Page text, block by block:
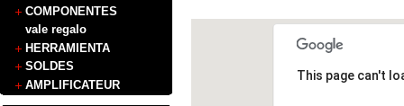
COMPONENTES
vale regalo
HERRAMIENTA
SOLDES
AMPLIFICATEUR
This page can't